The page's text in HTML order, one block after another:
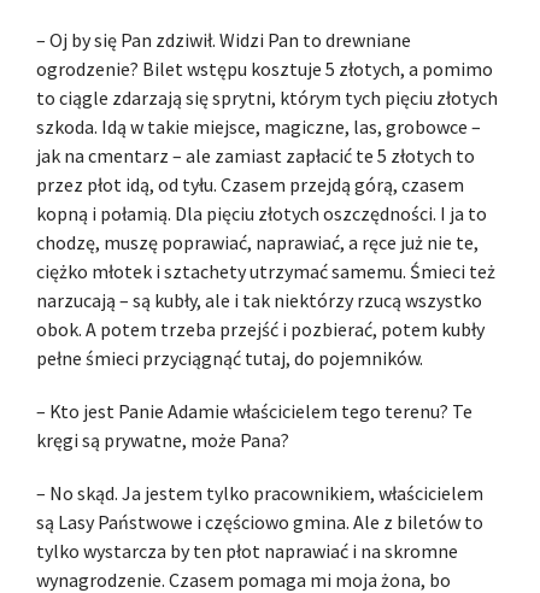
– Oj by się Pan zdziwił. Widzi Pan to drewniane
ogrodzenie? Bilet wstępu kosztuje 5 złotych, a pomimo
to ciągle zdarzają się sprytni, którym tych pięciu złotych
szkoda. Idą w takie miejsce, magiczne, las, grobowce –
jak na cmentarz – ale zamiast zapłacić te 5 złotych to
przez płot idą, od tyłu. Czasem przejdą górą, czasem
kopną i połamią. Dla pięciu złotych oszczędności. I ja to
chodzę, muszę poprawiać, naprawiać, a ręce już nie te,
ciężko młotek i sztachety utrzymać samemu. Śmieci też
narzucają – są kubły, ale i tak niektórzy rzucą wszystko
obok. A potem trzeba przejść i pozbierać, potem kubły
pełne śmieci przyciągnąć tutaj, do pojemników.
– Kto jest Panie Adamie właścicielem tego terenu? Te
kręgi są prywatne, może Pana?
– No skąd. Ja jestem tylko pracownikiem, właścicielem
są Lasy Państwowe i częściowo gmina. Ale z biletów to
tylko wystarcza by ten płot naprawiać i na skromne
wynagrodzenie. Czasem pomaga mi moja żona, bo